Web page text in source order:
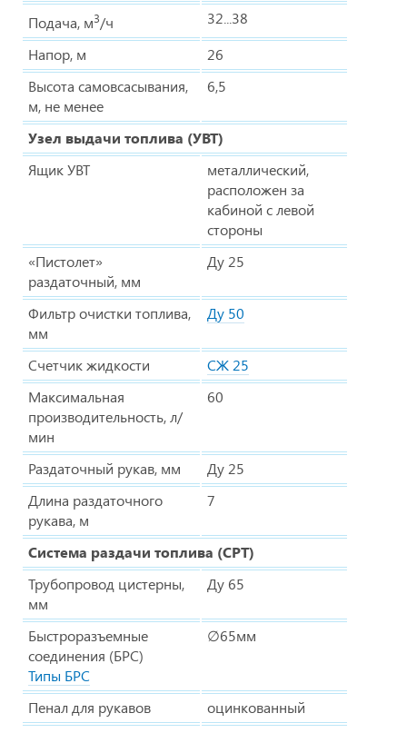
Подача, м3/ч
32...38
Напор, м
26
Высота самовсасывания,
м, не менее
6,5
Узел выдачи топлива (УВТ)
Ящик УВТ
металлический,
расположен за
кабиной с левой
стороны
«Пистолет»
раздаточный, мм
Ду 25
Фильтр очистки топлива,
мм
Ду 50
Счетчик жидкости
СЖ 25
Максимальная
производительность, л/
мин
60
Раздаточный рукав, мм
Ду 25
Длина раздаточного
рукава, м
7
Система раздачи топлива (СРТ)
Трубопровод цистерны,
мм
Ду 65
Быстроразъемные
соединения (БРС)
Типы БРС
∅65мм
Пенал для рукавов
оцинкованный